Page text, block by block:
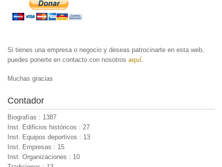
Si tienes una empresa o negocio y deseas patrocinarte en esta web,
puedes ponerte en contacto con nosotros aquí
Muchas gracias
Contador
Biografías : 1387
Inst. Edificios históricos : 27
Inst. Equipos deportivos : 13
Inst. Empresas : 15
Inst. Organizaciones : 10